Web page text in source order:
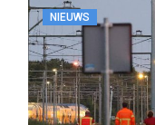
NIEUWS